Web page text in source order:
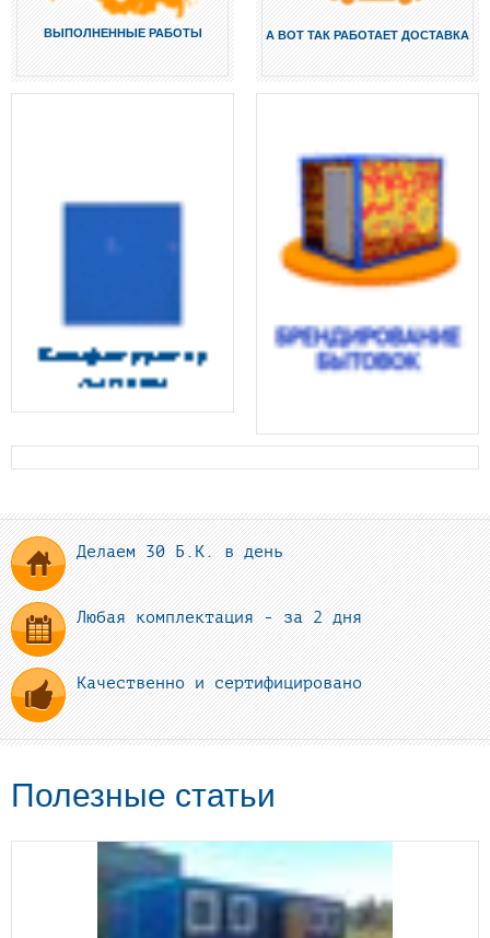
ВЫПОЛНЕННЫЕ РАБОТЫ А ВОТ ТАК РАБОТАЕТ ДОСТАВКА
Делаем 30 Б.К. в день
Любая комплектация - за 2 дня
Качественно и сертифицировано
Полезные статьи